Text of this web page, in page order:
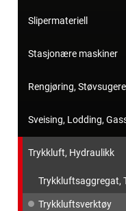
Slipermateriell
Stasjonære maskiner
Rengjøring,
Sveising, Lodding,
Trykkluft, Hydraulikk
Trykkluftsaggregat,
Trykkluftsverktøy